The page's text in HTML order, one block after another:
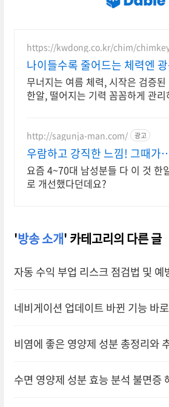
https://kwdong.co.kr/chim/
나이들수록 줄어드는 체력엔
중케어!
무너지는 여름 체력, 시작은 검증
한알, 떨어지는 기력 꼼꼼하게 관리
http://sagunja-man.com/ 광고
우람하고 강직한 느낌! 그때가
관리? X 지금관리
요즘 4~70대 남성분들 다 이 것 한
로 개선했다던데요?
'방송 소개' 카테고리의 다른 글
자동 수익 부업 리스크 점검법 및 예
네비게이션 업데이트 바뀐 기능 바
비염에 좋은 영양제 성분 총정리와
수면 영양제 성분 효능 분석 불면증